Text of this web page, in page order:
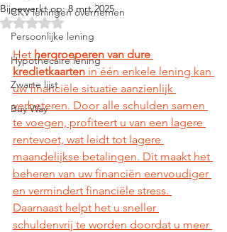
CKV leningen overnemen
Persoonlijke lening
Hypothecaire lening
Zwarte lijst
Buy Way
Bijgewerkt op:8 mrt 2025
Beoordeeld met NaN uit 5 sterren.
Het hergroeperen van dure
kredietkaarten in één enkele lening kan
uw financiële situatie aanzienlijk
verbeteren. Door alle schulden samen
te voegen, profiteert u van een lagere
rentevoet, wat leidt tot lagere
maandelijkse betalingen. Dit maakt het
beheren van uw financiën eenvoudiger
en vermindert financiële stress.
Daarnaast helpt het u sneller
schuldenvrij te worden doordat u meer